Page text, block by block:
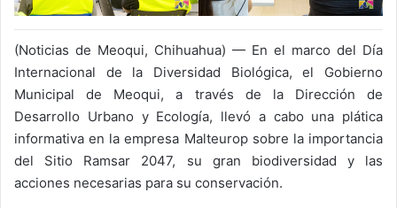
(Noticias de Meoqui, Chihuahua) — En el marco del Día
Internacional de la Diversidad Biológica, el Gobierno
Municipal de Meoqui, a través de la Dirección de
Desarrollo Urbano y Ecología, llevó a cabo una plática
informativa en la empresa Malteurop sobre la importancia
del Sitio Ramsar 2047, su gran biodiversidad y las
acciones necesarias para su conservación.